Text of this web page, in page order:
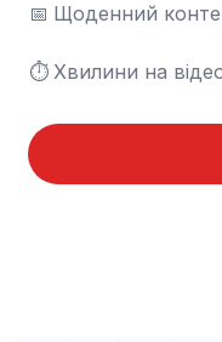
📅	Щоденний контент
⏱️	Хвилини на